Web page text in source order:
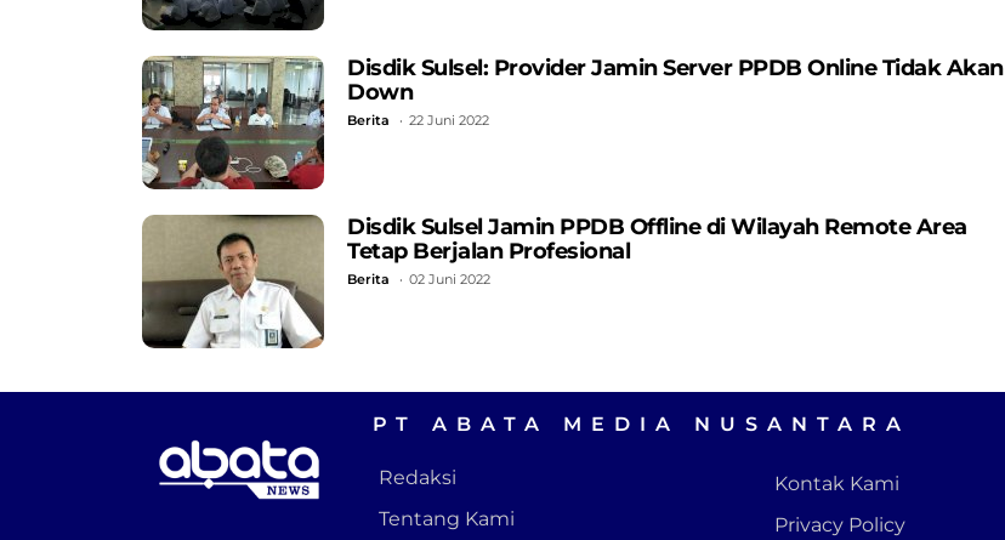
Disdik Sulsel: Provider Jamin Server PPDB Online Tidak Akan
Down
Berita 22 Juni 2022
Disdik Sulsel Jamin PPDB Offline di Wilayah Remote Area
Tetap Berjalan Profesional
Berita 02 Juni 2022
PT ABATA MEDIA NUSANTARA
Redaksi
Tentang Kami
Kontak Kami
Privacy Policy